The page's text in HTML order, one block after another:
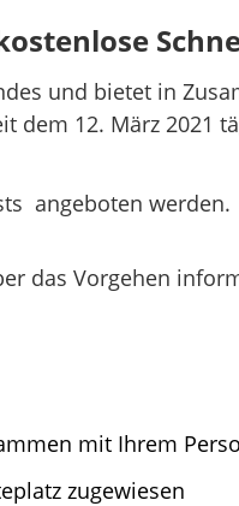
und bietet in
dem 12. März 2021
angeboten werden.
das Vorgehen
mit Ihrem
zugewiesen